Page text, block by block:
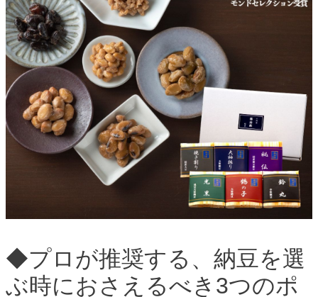
◆プロが推奨する、納豆を選
ぶ時におさえるべき3つのポ